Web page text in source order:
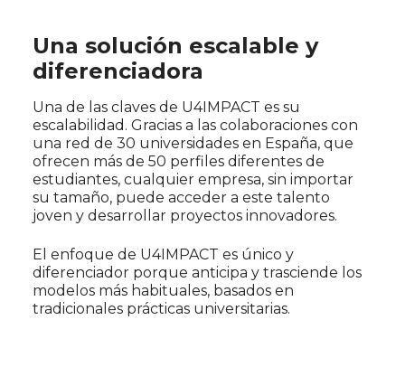
Una solución escalable y
diferenciadora
Una de las claves de U4IMPACT es su
escalabilidad. Gracias a las colaboraciones con
una red de 30 universidades en España, que
ofrecen más de 50 perfiles diferentes de
estudiantes, cualquier empresa, sin importar
su tamaño, puede acceder a este talento
joven y desarrollar proyectos innovadores.
El enfoque de U4IMPACT es único y
diferenciador porque anticipa y trasciende los
modelos más habituales, basados en
tradicionales prácticas universitarias.